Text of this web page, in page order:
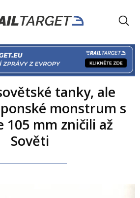
tanky, ale
monstrum s
105 mm zničili až
Sověti